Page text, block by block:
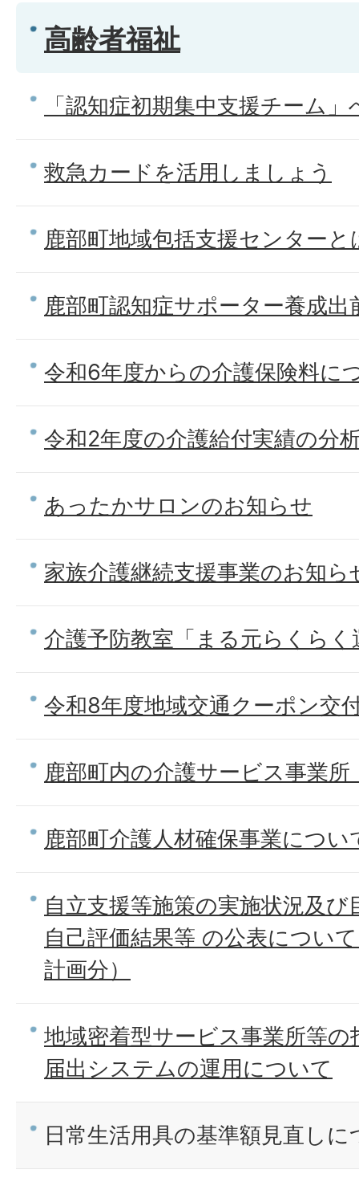
高齢者福祉
「認知症初期集中支援チーム
救急カードを活用しましょう
鹿部町地域包括支援センターと
鹿部町認知症サポーター養成出
令和6年度からの介護保険料に
令和2年度の介護給付実績の分
あったかサロンのお知らせ
家族介護継続支援事業のお知ら
介護予防教室「まる元らくら
令和8年度地域交通クーポン交
鹿部町内の介護サービス事業
鹿部町介護人材確保事業につい
自立支援等施策の実施状況及
自己評価結果等 の公表につい
計画分）
地域密着型サービス事業所等
届出システムの運用について
日常生活用具の基準額見直しに